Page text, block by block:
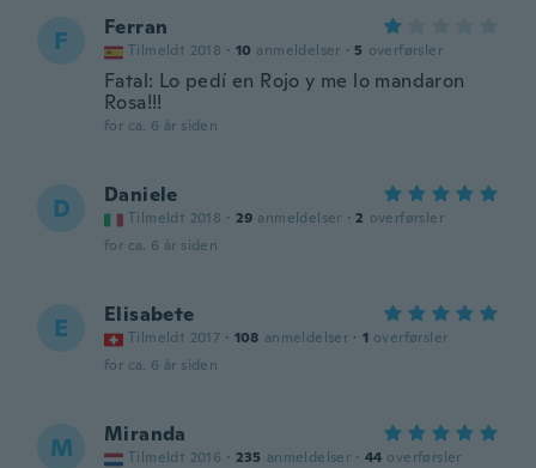
F Ferran
Tilmeldt 2018 · 10 anmeldelser · 5 overførsler
Fatal: Lo pedí en Rojo y me lo mandaron
Rosa!!!
for ca. 6 år siden
D Daniele
Tilmeldt 2018 · 29 anmeldelser · 2 overførsler
for ca. 6 år siden
E Elisabete
Tilmeldt 2017 · 108 anmeldelser · 1 overførsler
for ca. 6 år siden
M Miranda
Tilmeldt 2016 · 235 anmeldelser · 44 overførsler